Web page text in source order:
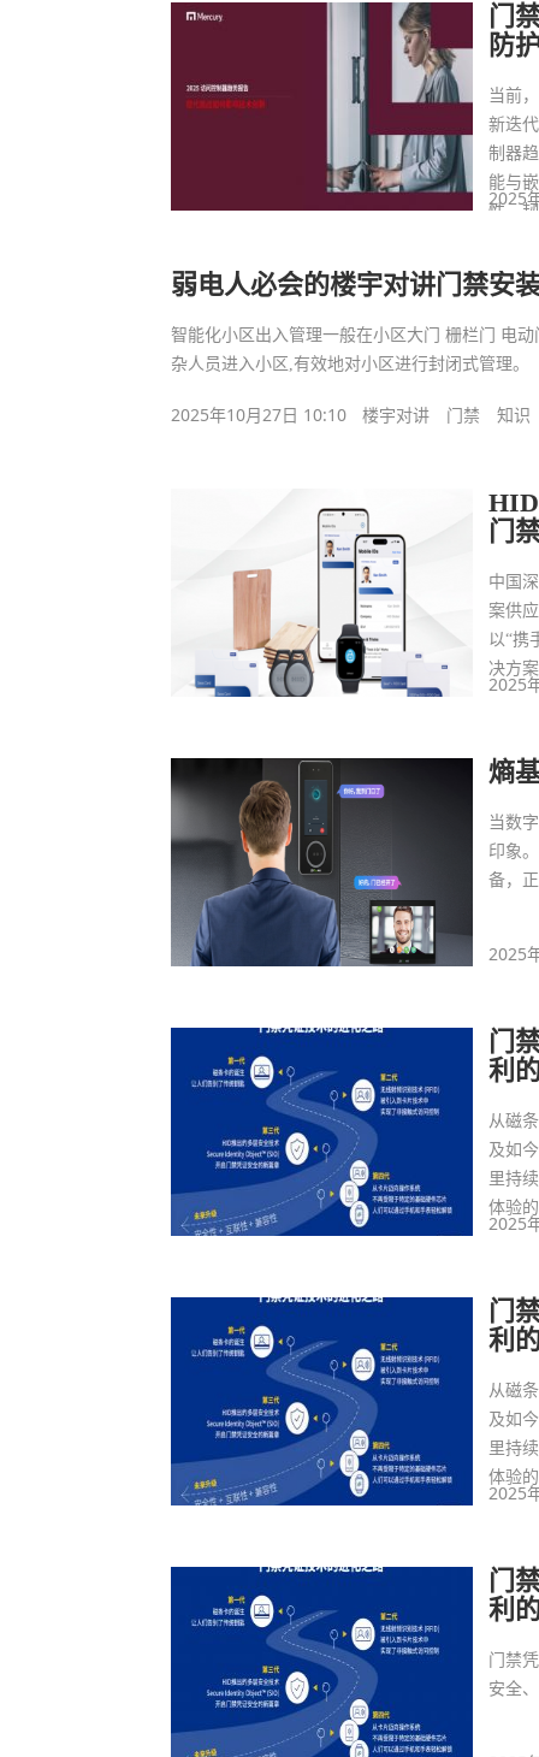
门
防
当前
新迭
制器
能与
性、
2025
弱电人必会的楼宇对讲门禁安
智能化小区出入管理一般在小区大门 栅栏门 电
杂人员进入小区,有效地对小区进行封闭式管理。
2025年10月27日 10:10 楼宇对讲 门禁 知识
门
中国
案供
以“携
决方
2025
熵
当数
印象
备，
2025
门
利
从磁
及如
里持
体验
2025
门
利
从磁
及如
里持
体验
2025
门
利
门禁
安全